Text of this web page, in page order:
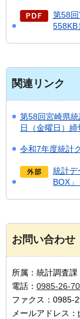
第58
558KB
関連リンク
第58回宮崎県
日（金曜日）締
令和7年度統計
統計デ
BOX
お問い合わせ
所属：統計調査
電話： 0985-26-
ファクス：0985-
メールアドレス：